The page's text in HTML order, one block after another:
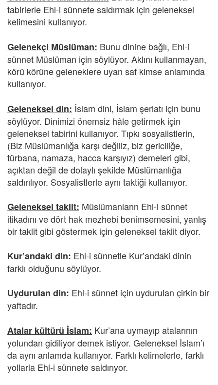
tabirlerle Ehl-i sünnete saldırmak için geleneksel
kelimesini kullanıyor.
Gelenekçi Müslüman: Bunu dinine bağlı, Ehl-i
sünnet Müslüman için söylüyor. Aklını kullanmayan,
körü körüne geleneklere uyan saf kimse anlamında
kullanıyor.
Geleneksel din: İslam dini, İslam şeriatı için bunu
söylüyor. Dinimizi önemsiz hâle getirmek için
geleneksel tabirini kullanıyor. Tıpkı sosyalistlerin,
(Biz Müslümanlığa karşı değiliz, biz gericiliğe,
türbana, namaza, hacca karşıyız) demeleri gibi,
açıktan değil de dolaylı şekilde Müslümanlığa
saldırılıyor. Sosyalistlerle aynı taktiği kullanıyor.
Geleneksel taklit: Müslümanların Ehl-i sünnet
itikadını ve dört hak mezhebi benimsemesini, yanlış
bir taklit gibi göstermek için geleneksel taklit diyor.
Kur’andaki din: Ehl-i sünnetle Kur’andaki dinin
farklı olduğunu söylüyor.
Uydurulan din: Ehl-i sünnet için uydurulan çirkin bir
yaftadır.
Atalar kültürü İslam: Kur’ana uymayıp atalarının
yolundan gidiliyor demek istiyor. Geleneksel İslam’ı
da aynı anlamda kullanıyor. Farklı kelimelerle, farklı
yollarla Ehl-i sünnete saldırıyor.